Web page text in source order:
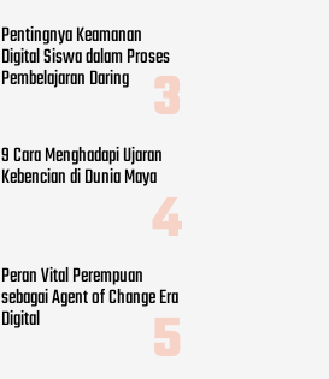
Pentingnya Keamanan
Digital Siswa dalam Proses
Pembelajaran Daring
9 Cara Menghadapi Ujaran
Kebencian di Dunia Maya
Peran Vital Perempuan
sebagai Agent of Change Era
Digital